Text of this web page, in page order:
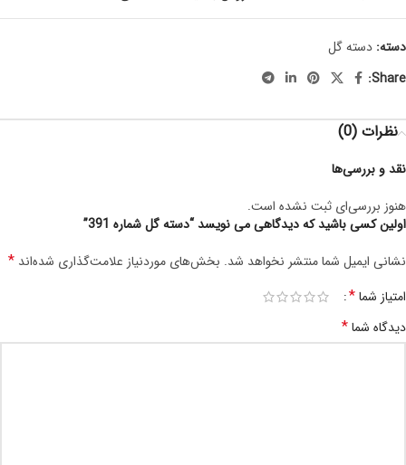
دسته: دسته گل
Share:
نظرات (0)
نقد و بررسی‌ها
هنوز بررسی‌ای ثبت نشده است.
اولین کسی باشید که دیدگاهی می نویسد “دسته گل شماره 391”
نشانی ایمیل شما منتشر نخواهد شد. بخش‌های موردنیاز علامت‌گذاری شده‌اند *
امتیاز شما*
دیدگاه شما*